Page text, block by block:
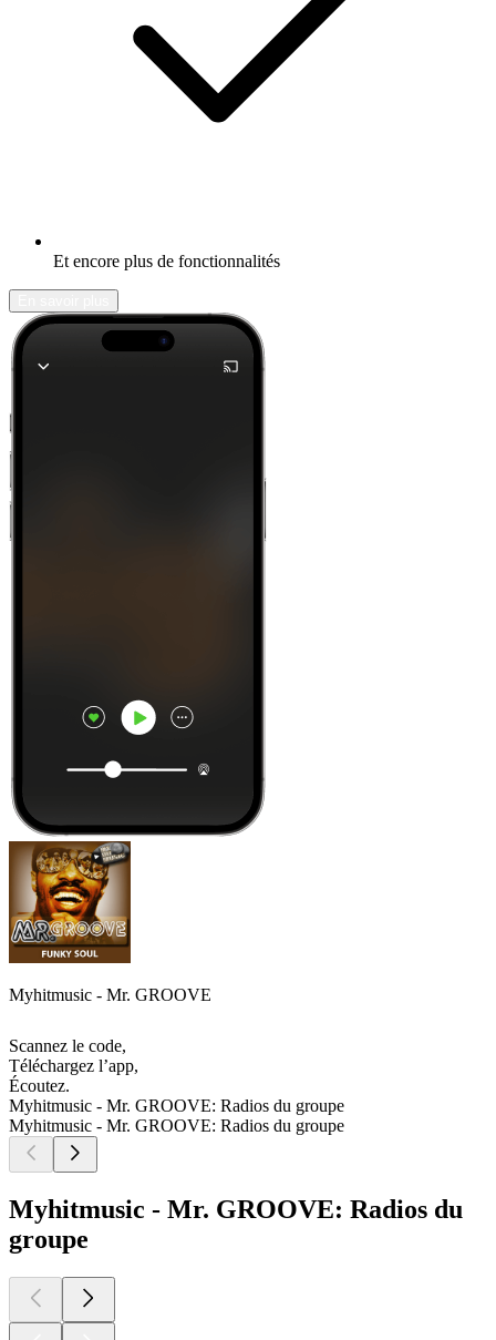
Et encore plus de fonctionnalités
Myhitmusic - Mr. GROOVE
Scannez le code,
Téléchargez l’app,
Écoutez.
Myhitmusic - Mr. GROOVE: Radios du groupe
Myhitmusic - Mr. GROOVE: Radios du groupe
Myhitmusic - Mr. GROOVE: Radios du
groupe